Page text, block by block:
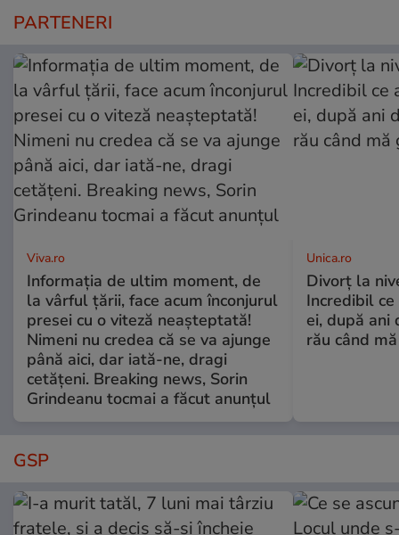
PARTENERI
Viva.ro
Informația de ultim moment, de
la vârful țării, face acum înconjurul
presei cu o viteză neașteptată!
Nimeni nu credea că se va ajunge
până aici, dar iată-ne, dragi
cetățeni. Breaking news, Sorin
Grindeanu tocmai a făcut anunțul
Unica.ro
Divorț la
Incredibil
ei, după ani
rău când
GSP